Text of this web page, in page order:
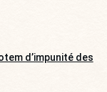
d’impunité des